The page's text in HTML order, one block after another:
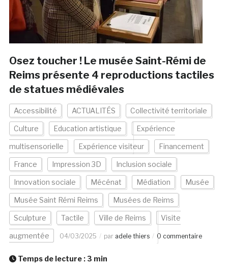
Osez toucher ! Le musée Saint-Rémi de
Reims présente 4 reproductions tactiles
de statues médiévales
Accessibilité ACTUALITÉS Collectivité territoriale
Culture Education artistique Expérience
multisensorielle Expérience visiteur Financement
France Impression 3D Inclusion sociale
Innovation sociale Mécénat Médiation Musée
Musée Saint Rémi Reims Musées de Reims
Sculpture Tactile Ville de Reims Visite
augmentée 04/03/2025 par adele thiers 0 commentaire
Temps de lecture : 3 min